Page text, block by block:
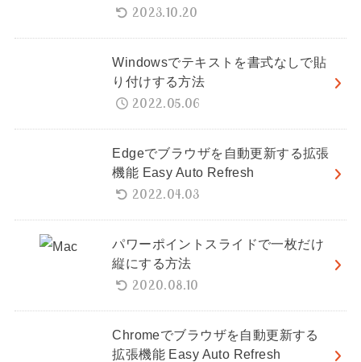
2023.10.20
Windowsでテキストを書式なしで貼
り付けする方法
2022.05.06
Edgeでブラウザを自動更新する拡張
機能 Easy Auto Refresh
2022.04.03
パワーポイントスライドで一枚だけ
縦にする方法
2020.08.10
Chromeでブラウザを自動更新する
拡張機能 Easy Auto Refresh